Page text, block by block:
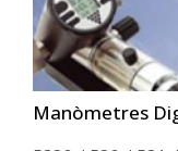
Manòmetres